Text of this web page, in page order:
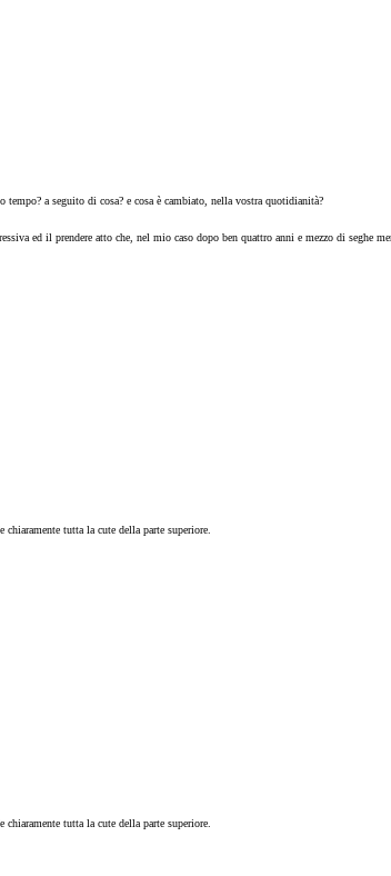
a seguito di cosa? e cosa è cambiato, nella vostra quotidianità?
ed il prendere atto che, nel mio caso dopo ben quattro anni e mezzo di seghe
tutta la cute della parte superiore.
tutta la cute della parte superiore.